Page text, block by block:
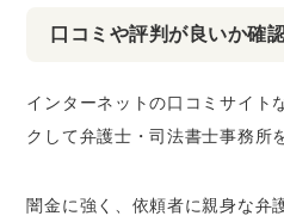
口コミや評判が良いか確
インターネットの口コミサイト
クして弁護士・司法書士事務所
闇金に強く、依頼者に親身な弁